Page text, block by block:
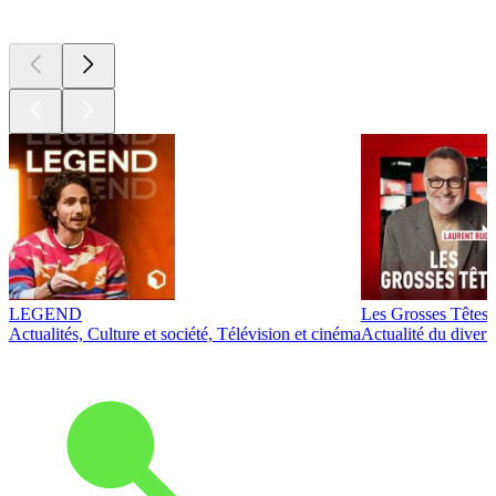
LEGEND
Actualités, Culture et société, Télévision et cinéma
Les Grosses Têtes
Actualité du